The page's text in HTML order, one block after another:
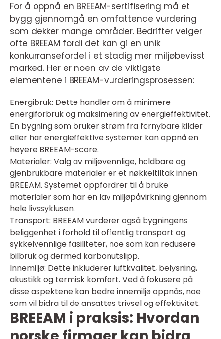
For å oppnå en BREEAM-sertifisering må et
bygg gjennomgå en omfattende vurdering
som dekker mange områder. Bedrifter velger
ofte BREEAM fordi det kan gi en unik
konkurransefordel i et stadig mer miljøbevisst
marked. Her er noen av de viktigste
elementene i BREEAM-vurderingsprosessen:
Energibruk: Dette handler om å minimere
energiforbruk og maksimering av energieffektivitet.
En bygning som bruker strøm fra fornybare kilder
eller har energieffektive systemer kan oppnå en
høyere BREEAM-score.
Materialer: Valg av miljøvennlige, holdbare og
gjenbrukbare materialer er et nøkkeltiltak innen
BREEAM. Systemet oppfordrer til å bruke
materialer som har en lav miljøpåvirkning gjennom
hele livssyklusen.
Transport: BREEAM vurderer også bygningens
beliggenhet i forhold til offentlig transport og
sykkelvennlige fasiliteter, noe som kan redusere
bilbruk og dermed karbonutslipp.
Innemiljø: Dette inkluderer luftkvalitet, belysning,
akustikk og termisk komfort. Ved å fokusere på
disse aspektene kan bedre innemiljø oppnås, noe
som vil bidra til de ansattes trivsel og effektivitet.
BREEAM i praksis: Hvordan